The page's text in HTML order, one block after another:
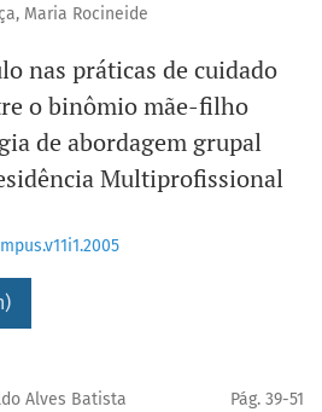
Maria Rocineide
nas práticas de cuidado
o binômio mãe-filho
de abordagem grupal
Multiprofissional
Alves Batista Pág. 39-51